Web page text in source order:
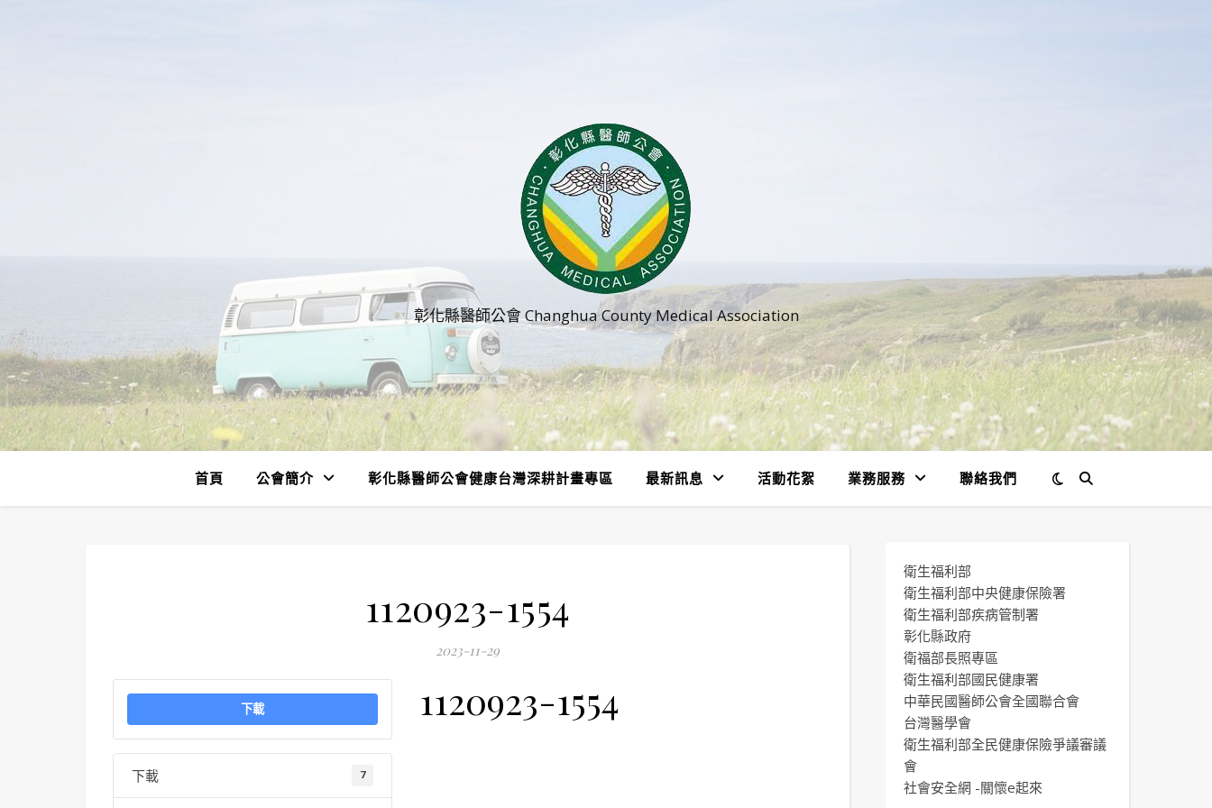
彰化縣醫師公會 Changhua County Medical Association
首頁 公會簡介 彰化縣醫師公會健康台灣深耕計畫專區 最新訊息 活動花絮 業務服務 聯絡我們
1120923-1554
2023-11-29
下載
下載 7
1120923-1554
衛生福利部
衛生福利部中央健康保險署
衛生福利部疾病管制署
彰化縣政府
衛福部長照專區
衛生福利部國民健康署
中華民國醫師公會全國聯合會
台灣醫學會
衛生福利部全民健康保險爭議審議
會
社會安全網 -關懷e起來